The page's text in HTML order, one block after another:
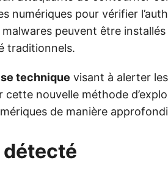
numériques pour vérifier
peuvent être
traditionnels.
technique visant à alerter
nouvelle méthode
de manière
détecté